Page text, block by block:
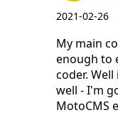
2021-02-26
My main
enough to
coder.
well - I'm
MotoCMS